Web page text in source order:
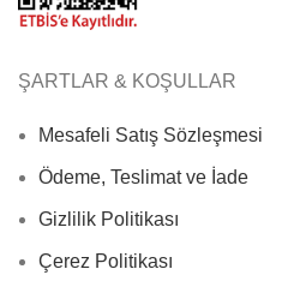
ŞARTLAR & KOŞULLAR
Mesafeli Satış Sözleşmesi
Ödeme, Teslimat ve İade
Gizlilik Politikası
Çerez Politikası